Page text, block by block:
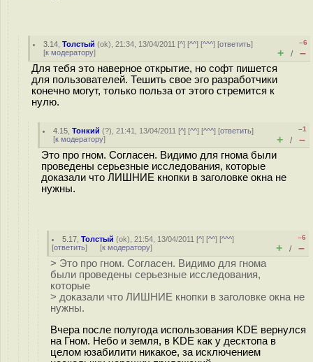
3.14 ,Толстый (ok), 21:34, 13/04/2011 [^] [^^] [^^^] [ответить]
[к модератору]
–6
+ / –
Для тебя это наверное открытие, но софт пишется
для пользователей. Тешить свое эго разработчики
конечно могут, только польза от этого стремится к
нулю.
4.15 ,Тонкий (?), 21:41, 13/04/2011 [^] [^^] [^^^] [ответить]
[к модератору]
–1
+ / –
Это про гном. Согласен. Видимо для гнома были
проведены серьезные исследования, которые
доказали что ЛИШНИЕ кнопки в заголовке окна не
нужны.
5.17 ,Толстый (ok), 21:54, 13/04/2011 [^] [^^] [^^^]
[ответить] [к модератору]
–6
+ / –
> Это про гном. Согласен. Видимо для гнома
были проведены серьезные исследования,
которые
> доказали что ЛИШНИЕ кнопки в заголовке окна не
нужны.
Вчера после полугода использования KDE вернулся
на Гном. Небо и земля, в KDE как у десктопа в
целом юзабилити никакое, за исключением